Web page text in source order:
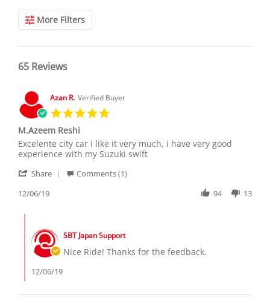
More Filters
65 Reviews
Azan R. Verified Buyer
M.Azeem Reshi
Review
by
R.
6
2019
review
stating
Reshi
Excelente city car i like it very much, i have very good
experience with my Suzuki swift
Share
on
Dec
Comments (1)
12/06/19
94 13
Store
Owner
Review
by
SBT Japan Support
Nice Ride! Thanks for the feedback.
12/06/19